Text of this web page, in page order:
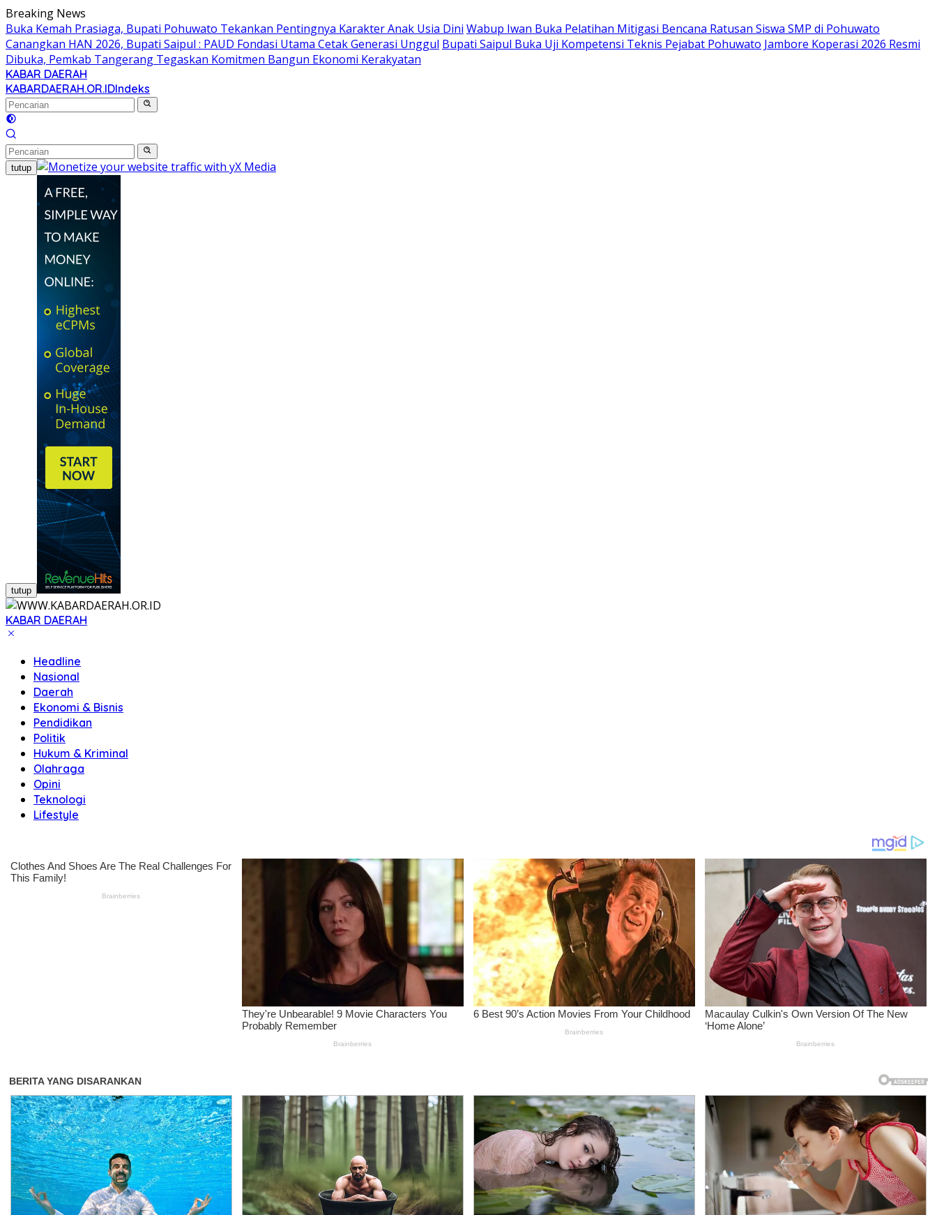
Langsung
ke
konten
Breaking News
Buka Kemah Prasiaga, Bupati Pohuwato Tekankan Pentingnya Karakter Anak Usia Dini Wabup Iwan Buka Pelatihan Mitigasi Bencana Ratusan Siswa SMP di Pohuwato
Canangkan HAN 2026, Bupati Saipul : PAUD Fondasi Utama Cetak Generasi Unggul Bupati Saipul Buka Uji Kompetensi Teknis Pejabat Pohuwato Jambore Koperasi 2026 Resmi
Dibuka, Pemkab Tangerang Tegaskan Komitmen Bangun Ekonomi Kerakyatan
KABAR DAERAH
Berani
&
Bermartabat
KABARDAERAH.OR.IDIndeks
tutup
tutup
KABAR DAERAH
Berani
Bermartabat
Headline
Nasional
Daerah
Ekonomi & Bisnis
Pendidikan
Politik
Hukum & Kriminal
Olahraga
Opini
Teknologi
Lifestyle